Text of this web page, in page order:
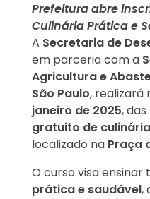
Prefeitura abre
Culinária Prática e
A Secretaria de
em parceria com a
Agricultura e
São Paulo, realizará
janeiro de 2025, das
gratuito de culinária
localizado na Praça
O curso visa ensinar
prática e saudável,